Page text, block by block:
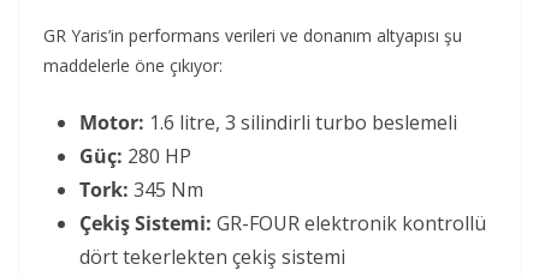
GR Yaris’in performans verileri ve donanım altyapısı şu
maddelerle öne çıkıyor:
Motor: 1.6 litre, 3 silindirli turbo beslemeli
Güç: 280 HP
Tork: 345 Nm
Çekiş Sistemi: GR-FOUR elektronik kontrollü
dört tekerlekten çekiş sistemi